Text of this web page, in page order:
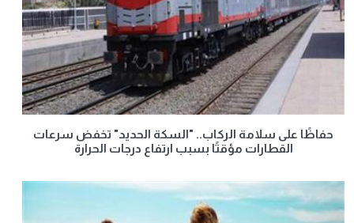
حفاظًا على سلامة الركاب.. "السكة الحديد" تخفض سرعات
القطارات مؤقتًا بسبب ارتفاع درجات الحرارة